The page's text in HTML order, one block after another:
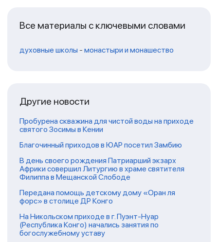
Все материалы с ключевыми словами
духовные школы - монастыри и монашество
Другие новости
Пробурена скважина для чистой воды на приходе
святого Зосимы в Кении
Благочинный приходов в ЮАР посетил Замбию
В день своего рождения Патриарший экзарх
Африки совершил Литургию в храме святителя
Филиппа в Мещанской Слободе
Передана помощь детскому дому «Оран ля
форс» в столице ДР Конго
На Никольском приходе в г. Пуэнт-Нуар
(Республика Конго) начались занятия по
богослужебному уставу